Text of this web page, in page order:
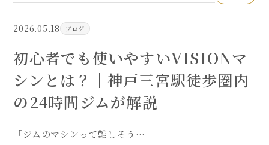
2026.05.18 ブログ
初心者でも使いやすいVISIONマ
シンとは？｜神戸三宮駅徒歩圏内
の24時間ジムが解説
「ジムのマシンって難しそう…」